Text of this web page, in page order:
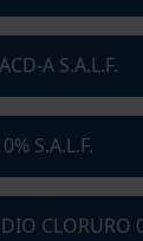
A S.A.L.F.
S.A.L.F.
CLORURO